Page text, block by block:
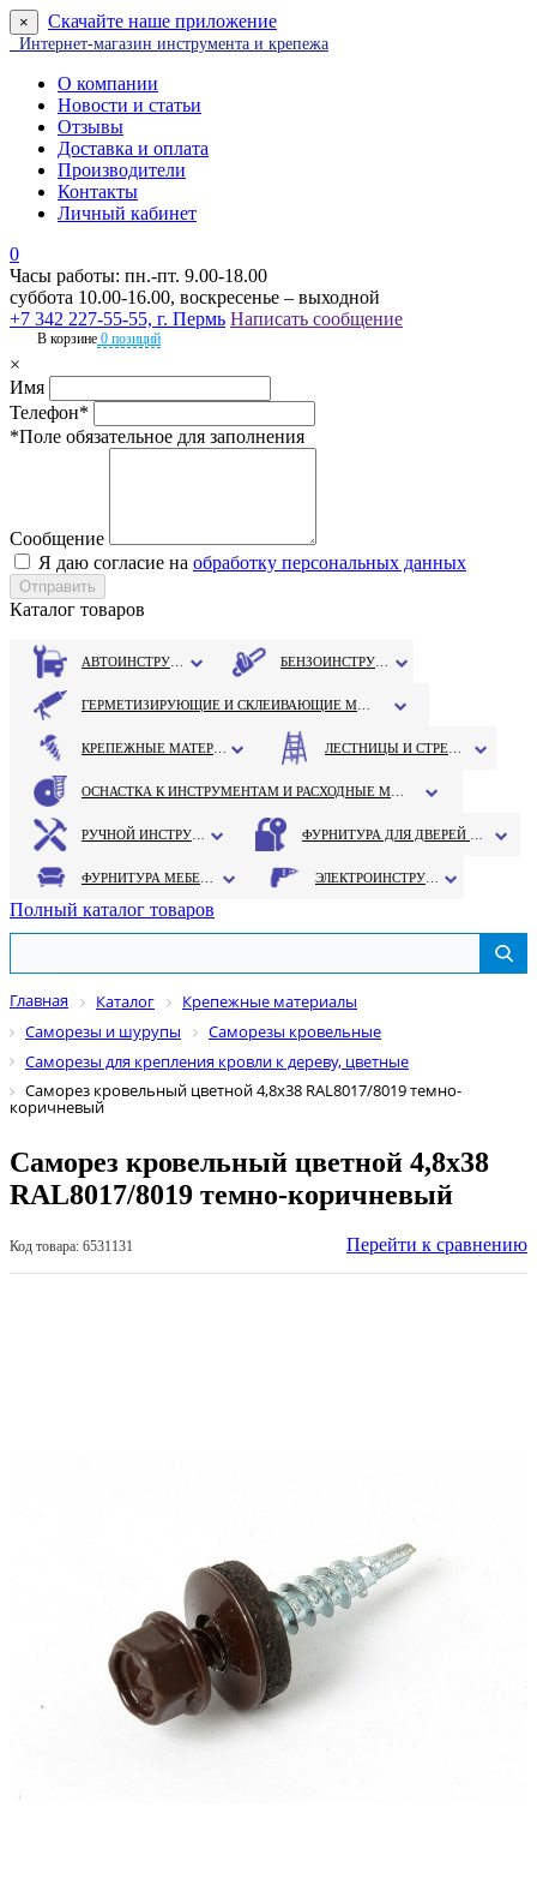
× Скачайте наше приложение
Интернет-магазин инструмента и крепежа
О компании
Новости и статьи
Отзывы
Доставка и оплата
Производители
Контакты
Личный кабинет
0
Часы работы: пн.-пт. 9.00-18.00
суббота 10.00-16.00, воскресенье – выходной
+7 342 227-55-55, г. Пермь Написать сообщение
В корзине 0 позиций
×
Имя
Телефон*
*Поле обязательное для заполнения
Сообщение
Я даю согласие на обработку персональных данных
Каталог товаров
Полный каталог товаров
Главная Каталог
Крепежные материалы
Саморезы и шурупы
Саморезы кровельные
Саморезы для крепления кровли к дереву, цветные
Саморез кровельный цветной 4,8х38 RAL8017/8019 темно-
коричневый
Саморез кровельный цветной 4,8х38
RAL8017/8019 темно-коричневый
Код товара: 6531131 Перейти к сравнению